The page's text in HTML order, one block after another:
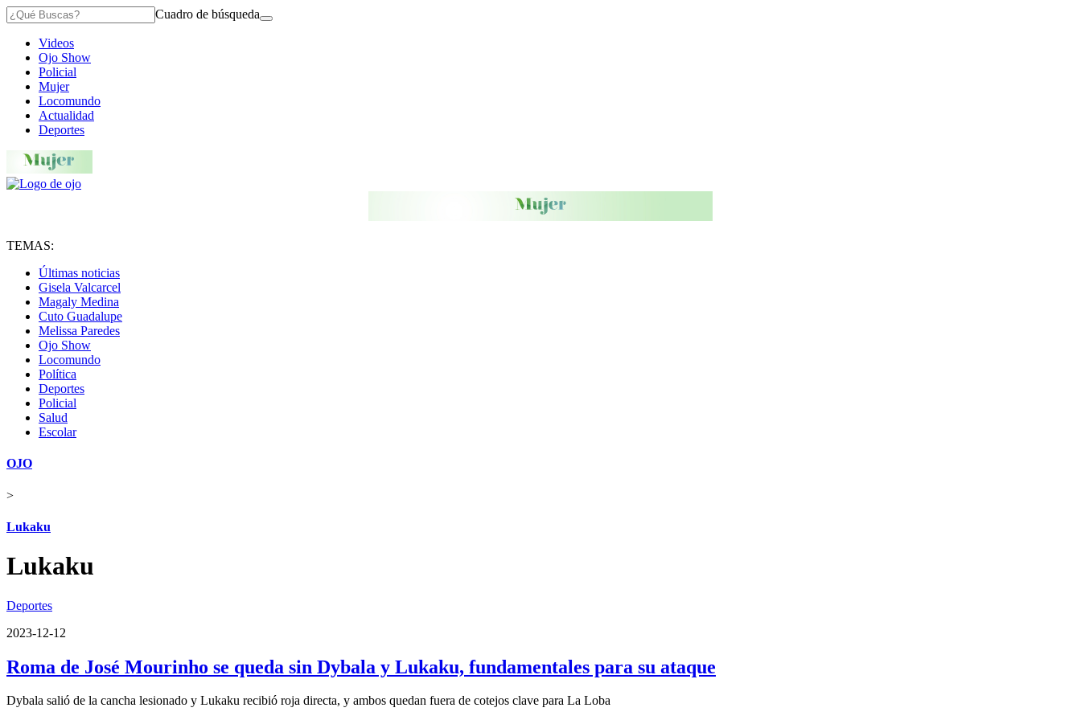
Cuadro de búsqueda
Videos
Ojo Show
Policial
Mujer
Locomundo
Actualidad
Deportes
TEMAS:
Últimas noticias
Gisela Valcarcel
Magaly Medina
Cuto Guadalupe
Melissa Paredes
Ojo Show
Locomundo
Política
Deportes
Policial
Salud
Escolar
OJO
>
Lukaku
Lukaku
Deportes
2023-12-12
Roma de José Mourinho se queda sin Dybala y Lukaku, fundamentales para su ataque
Dybala salió de la cancha lesionado y Lukaku recibió roja directa, y ambos quedan fuera de cotejos clave para La Loba